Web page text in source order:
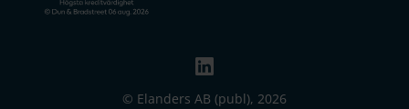
© Elanders AB (publ), 2026